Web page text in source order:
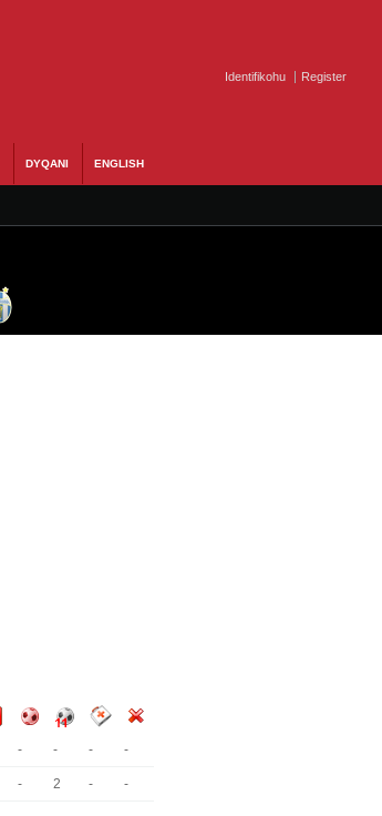
Identifikohu Register
DYQANI ENGLISH
- - - -
- 2 - -